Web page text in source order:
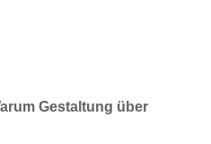
Gestaltung über